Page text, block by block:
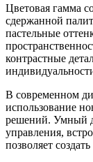
Цветовая гамма
сдержанной
пастельные
контрастные
В современном
использование
решений. Умный
управления,
позволяет